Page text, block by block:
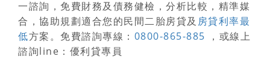
一諮詢，免費財務及債務健檢，分析比較，精準媒
合，協助規劃適合您的民間二胎房貸及 房貸利率最
低方案。免費諮詢專線： 0800-865-885 ，或線上
諮詢line：優利貸專員